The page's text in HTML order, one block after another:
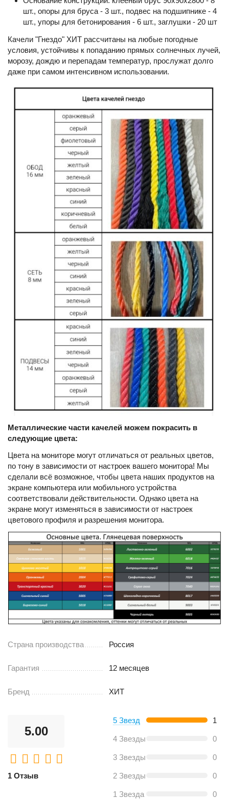
шт., опоры для бруса - 3 шт., подвес на подшипнике - 4
шт., упоры для бетонирования - 6 шт., заглушки - 20 шт
Качели "Гнездо" ХИТ рассчитаны на любые погодные
условия, устойчивы к попаданию прямых солнечных лучей,
морозу, дождю и перепадам температур, прослужат долго
даже при самом интенсивном использовании.
Металлические части качелей можем покрасить в
следующие цвета:
Цвета на мониторе могут отличаться от реальных цветов,
по тону в зависимости от настроек вашего монитора! Мы
сделали всё возможное, чтобы цвета наших продуктов на
экране компьютера или мобильного устройства
соответствовали действительности. Однако цвета на
экране могут изменяться в зависимости от настроек
цветового профиля и разрешения монитора.
Страна производства Россия
Гарантия 12 месяцев
Бренд ХИТ
5.00
1 Отзыв
5 Звезд 1
4 Звезды 0
3 Звезды 0
2 Звезды 0
1 Звезда 0